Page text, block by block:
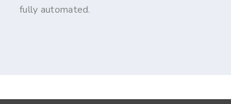
fully automated.